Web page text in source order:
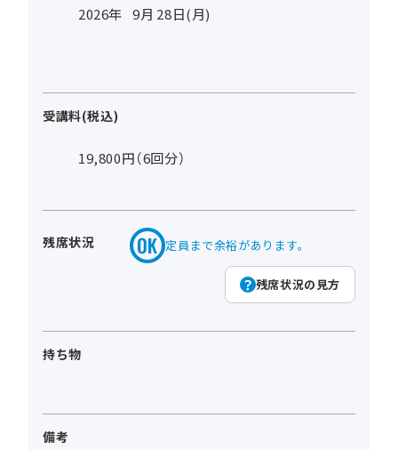
2026年 9月 28日(月)
受講料(税込)
19,800円（6回分）
残席状況 定員まで余裕があります。
残席状況の見方
持ち物
備考